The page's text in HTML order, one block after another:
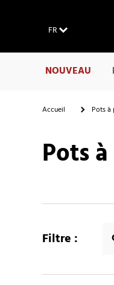
FR
NOUVEAU
Accueil Pots à
Pots
Filtre :